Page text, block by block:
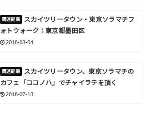
スカイツリータウン・東京ソラマチフ
ォトウォーク：東京都墨田区
2018-03-04
スカイツリータウン、東京ソラマチの
カフェ「ココノハ」でチャイラテを頂く
2018-07-18